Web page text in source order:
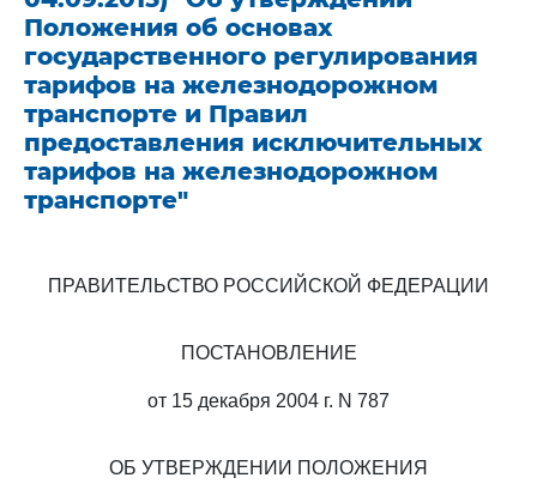
Положения об основах
государственного регулирования
тарифов на железнодорожном
транспорте и Правил
предоставления исключительных
тарифов на железнодорожном
транспорте"
ПРАВИТЕЛЬСТВО РОССИЙСКОЙ ФЕДЕРАЦИИ
ПОСТАНОВЛЕНИЕ
от 15 декабря 2004 г. N 787
ОБ УТВЕРЖДЕНИИ ПОЛОЖЕНИЯ